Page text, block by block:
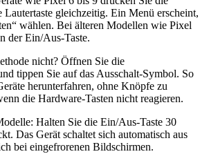
Lautertaste gleichzeitig. Ein Menü erscheint,
wählen. Bei älteren Modellen wie Pixel
der Ein/Aus-Taste.
nicht? Öffnen Sie die
tippen Sie auf das Ausschalt-Symbol. So
herunterfahren, ohne Knöpfe zu
die Hardware-Tasten nicht reagieren.
Halten Sie die Ein/Aus-Taste 30
Das Gerät schaltet sich automatisch aus
bei eingefrorenen Bildschirmen.